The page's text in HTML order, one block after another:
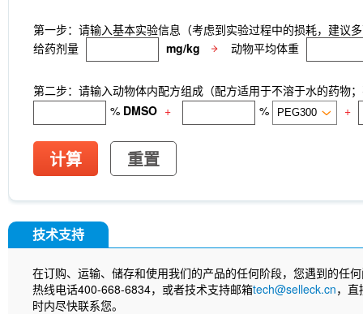
第一步：请输入基本实验信息（考虑到实验过程中的损耗，建议
给药剂量
mg/kg 动物平均体重
第二步：请输入动物体内配方组成（配方适用于不溶于水的药物
% DMSO + % +
计算 重置
技术支持
在订购、运输、储存和使用我们的产品的任何阶段，您遇到的任
热线电话400-668-6834，或者技术支持邮箱tech@selleck.cn，
时内尽快联系您。